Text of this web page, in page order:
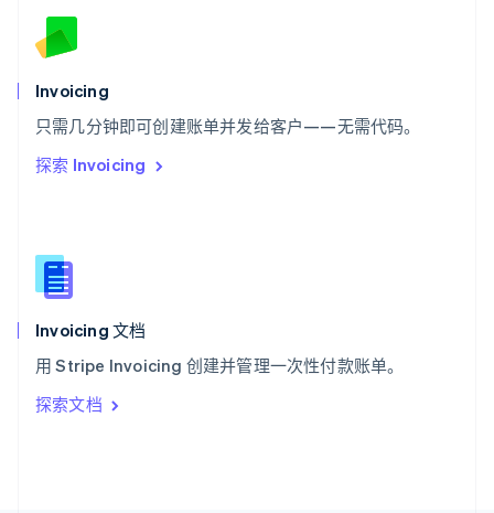
Invoicing
只需几分钟即可创建账单并发给客户——无需代码。
探索 Invoicing
Invoicing 文档
用 Stripe Invoicing 创建并管理一次性付款账单。
探索文档
English
ไทยEnglish
希腊
English
西班牙
新西兰
English
匈牙利
English
ItalianoEnglish
印度
English